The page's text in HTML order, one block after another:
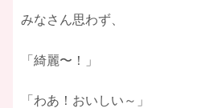
​みなさん思わず、
​「綺麗〜！」
「わあ！おいしい～」